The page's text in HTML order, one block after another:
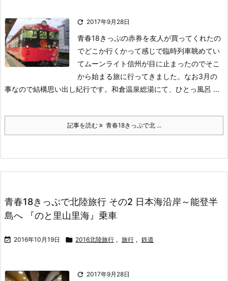
 2017年9月28日
青春18きっぷの赤券を友人が買ってくれたの
でどこか行くかって感じで臨時列車眺めてい
てムーンライト信州が目に止まったのでそこ
から始まる旅に行ってきました。なお3月の
事なので結構思い出し紀行です。 和倉温泉総湯にて、ひとっ風呂 ...
記事を読む 青春18きっぷで北 ...
青春18きっぷで北陸旅行 その2 日本海沿岸～能登半
島へ 『のと里山里海』乗車
 2016年10月19日  2016北陸旅行 , 旅行 , 鉄道
 2017年9月28日